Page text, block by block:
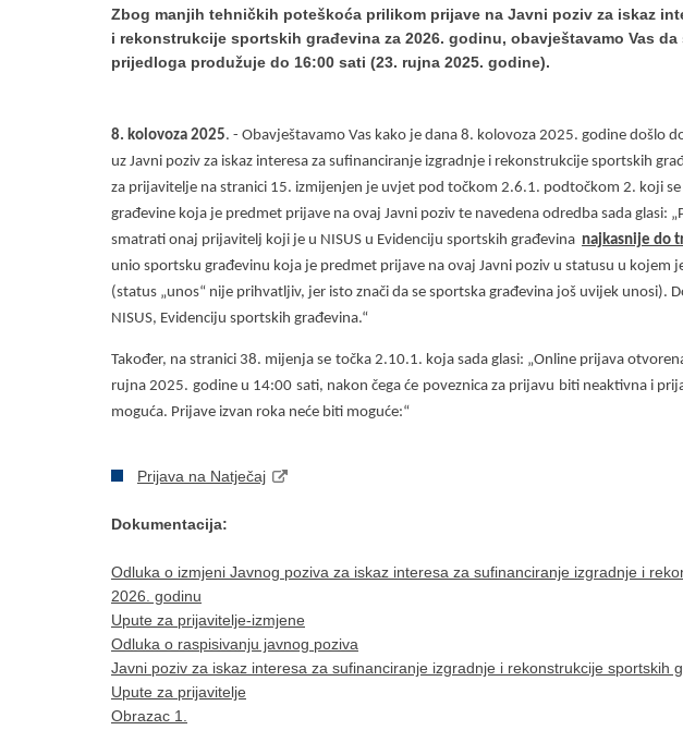
Zbog manjih tehničkih poteškoća prilikom prijave na Javni poziv za iskaz
i rekonstrukcije sportskih građevina za 2026. godinu, obavještavamo Vas
prijedloga produžuje do 16:00 sati (23. rujna 2025. godine).
8. kolovoza 2025. - Obavještavamo Vas kako je dana 8. kolovoza 2025. godine došlo
uz Javni poziv za iskaz interesa za sufinanciranje izgradnje i rekonstrukcije sportskih
za prijavitelje na stranici 15. izmijenjen je uvjet pod točkom 2.6.1. podtočkom 2. koji
građevine koja je predmet prijave na ovaj Javni poziv te navedena odredba sada glasi:
smatrati onaj prijavitelj koji je u NISUS u Evidenciju sportskih građevina najkasnije do
unio sportsku građevinu koja je predmet prijave na ovaj Javni poziv u statusu u kojem
(status „unos“ nije prihvatljiv, jer isto znači da se sportska građevina još uvijek unosi).
NISUS, Evidenciju sportskih građevina.“
Također, na stranici 38. mijenja se točka 2.10.1. koja sada glasi: „Online prijava
rujna 2025. godine u 14:00 sati, nakon čega će poveznica za prijavu biti neaktivna i
moguća. Prijave izvan roka neće biti moguće:“
Prijava na Natječaj
Dokumentacija:
Odluka o izmjeni Javnog poziva za iskaz interesa za sufinanciranje izgradnje i
2026. godinu
Upute za prijavitelje-izmjene
Odluka o raspisivanju javnog poziva
Javni poziv za iskaz interesa za sufinanciranje izgradnje i rekonstrukcije sportskih
Upute za prijavitelje
Obrazac 1.